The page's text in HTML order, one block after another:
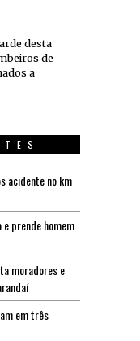
desta
de
a
acidente no km
prende homem
moradores e
em três